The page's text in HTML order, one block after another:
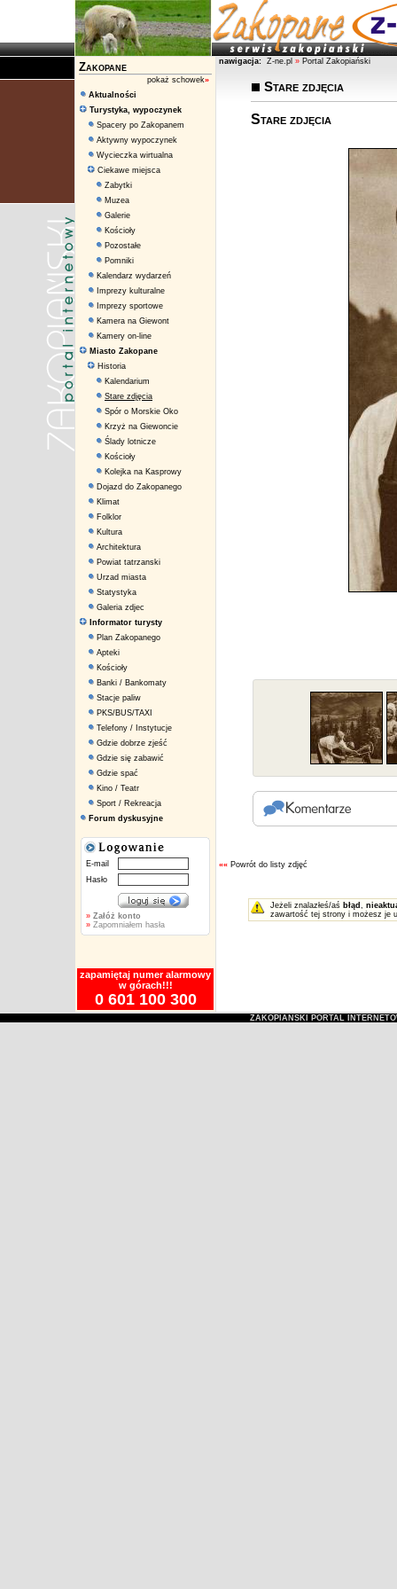
Zakopane
pokaż schowek»
Aktualności
Turystyka, wypoczynek
Spacery po Zakopanem
Aktywny wypoczynek
Wycieczka wirtualna
Ciekawe miejsca
Zabytki
Muzea
Galerie
Kościoły
Pozostałe
Pomniki
Kalendarz wydarzeń
Imprezy kulturalne
Imprezy sportowe
Kamera na Giewont
Kamery on-line
Miasto Zakopane
Historia
Kalendarium
Stare zdjęcia
Spór o Morskie Oko
Krzyż na Giewoncie
Ślady lotnicze
Kościoły
Kolejka na Kasprowy
Dojazd do Zakopanego
Klimat
Folklor
Kultura
Architektura
Powiat tatrzanski
Urzad miasta
Statystyka
Galeria zdjec
Informator turysty
Plan Zakopanego
Apteki
Kościoły
Banki / Bankomaty
Stacje paliw
PKS/BUS/TAXI
Telefony / Instytucje
Gdzie dobrze zjeść
Gdzie się zabawić
Gdzie spać
Kino / Teatr
Sport / Rekreacja
Forum dyskusyjne
E-mail
Hasło
» Załóż konto
» Zapomniałem hasła
zapamiętaj numer alarmowy
w górach!!!
0 601 100 300
nawigacja: Z-ne.pl » Portal Zakopiański
Stare zdjęcia
Stare zdjęcia
«« Powrót do listy zdjęć
Jeżeli znalazłeś/aś błąd ,
zawartość tej strony i możesz je
ZAKOPIAŃSKI PORTAL